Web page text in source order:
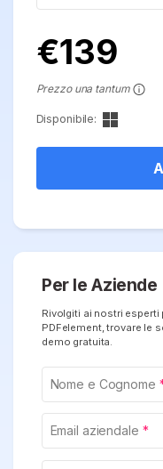
PDF in Word
Comprimere PDF
Unire PDF
Compimi PDF
Firma digitale
Smart Redact
PDF OCR
Extrai dati PDF
Password PDF
Condividi PDF
Top PDF Editor
Servizio IT
Legale
Sanità
Finanza
Governo
€139
Prezzo una tantum
Disponibile:
Per le Aziende
Rivolgiti ai nostri
PDFelement, trovare le
demo gratuita.
Nome e Cognome
Email aziendale